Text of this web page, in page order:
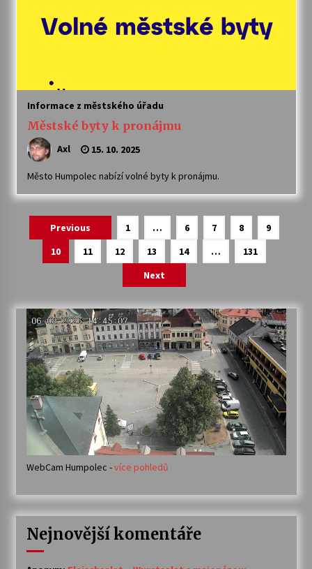
Informace z městského úřadu
Městské byty k pronájmu
Axl 15. 10. 2025
Město Humpolec nabízí volné byty k pronájmu.
Navigace
příspěvky
Previous 1 … 6 7 8
9
10
11 12 13 14 …
131
Next
WebCam Humpolec -více pohledů
Nejnovější komentáře